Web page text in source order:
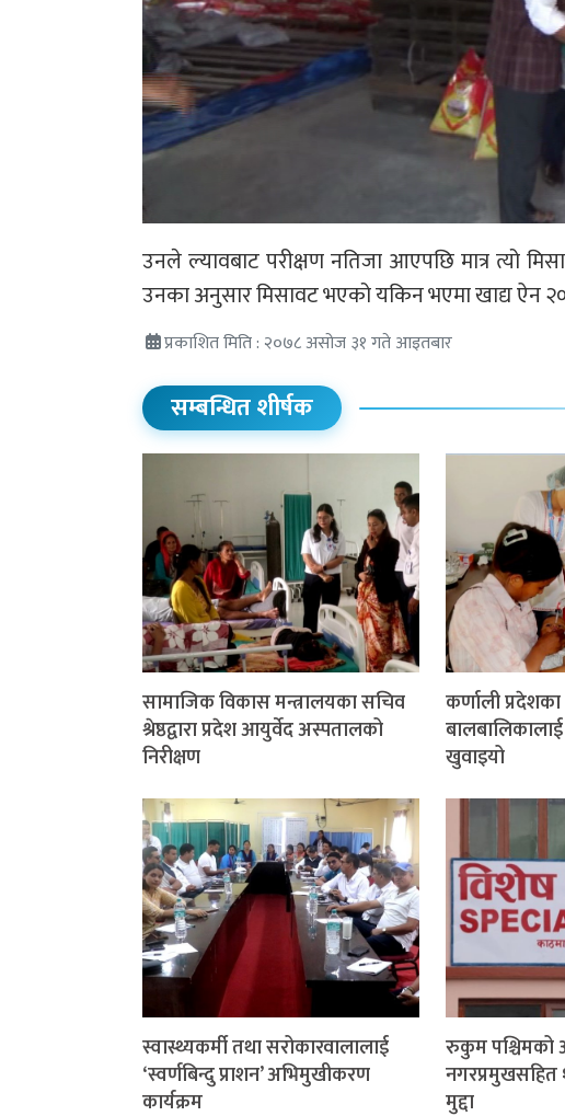
उनले ल्यावबाट परीक्षण नतिजा आएपछि मात्र त्यो
उनका अनुसार मिसावट भएको यकिन भएमा खाद्य ऐन
प्रकाशित मिति : २०७८ असोज ३१ गते आइतबार
सम्बन्धित शीर्षक
सामाजिक विकास मन्त्रालयका सचिव
श्रेष्ठद्वारा प्रदेश आयुर्वेद अस्पतालको
निरीक्षण
कर्णाली
बालबालिकालाई
खुवाइयो
स्वास्थ्यकर्मी तथा सरोकारवालालाई
‘स्वर्णबिन्दु प्राशन’ अभिमुखीकरण
कार्यक्रम
रुकुम
नगरप्रमुखसहित
मुद्दा